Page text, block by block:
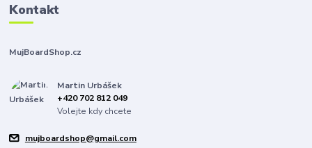
Kontakt
MujBoardShop.cz
Martin Urbášek
+420 702 812 049
Volejte kdy chcete
mujboardshop@gmail.com